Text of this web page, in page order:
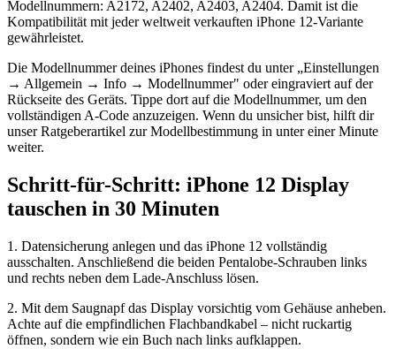
Modellnummern: A2172, A2402, A2403, A2404. Damit ist die
Kompatibilität mit jeder weltweit verkauften iPhone 12-Variante
gewährleistet.
Die Modellnummer deines iPhones findest du unter „Einstellungen
→ Allgemein → Info → Modellnummer" oder eingraviert auf der
Rückseite des Geräts. Tippe dort auf die Modellnummer, um den
vollständigen A-Code anzuzeigen. Wenn du unsicher bist, hilft dir
unser Ratgeberartikel zur Modellbestimmung in unter einer Minute
weiter.
Schritt-für-Schritt: iPhone 12 Display
tauschen in 30 Minuten
1. Datensicherung anlegen und das iPhone 12 vollständig
ausschalten. Anschließend die beiden Pentalobe-Schrauben links
und rechts neben dem Lade-Anschluss lösen.
2. Mit dem Saugnapf das Display vorsichtig vom Gehäuse anheben.
Achte auf die empfindlichen Flachbandkabel – nicht ruckartig
öffnen, sondern wie ein Buch nach links aufklappen.